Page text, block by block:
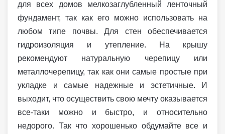
для всех домов мелкозаглубленный ленточный
фундамент, так как его можно использовать на
любом типе почвы. Для стен обеспечивается
гидроизоляция и утепление. На крышу
рекомендуют натуральную черепицу или
металлочерепицу, так как они самые простые при
укладке и самые надежные и эстетичные. И
выходит, что осуществить свою мечту оказывается
все-таки можно и быстро, и относительно
недорого. Так что хорошенько обдумайте все и